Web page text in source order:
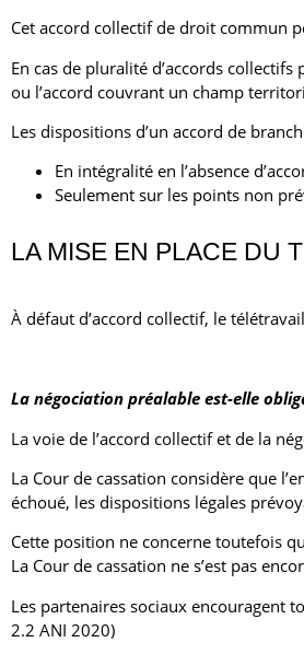
Cet accord collectif de droit commun
En cas de pluralité d’accords
ou l’accord couvrant un champ
Les dispositions d’un accord de
En intégralité en l’absence
Seulement sur les points non
LA MISE EN PLACE DU
À défaut d’accord collectif, le
La négociation préalable est-elle
La voie de l’accord collectif et de la
La Cour de cassation considère que
échoué, les dispositions légales
Cette position ne concerne toutefois
La Cour de cassation ne s’est pas
Les partenaires sociaux encouragent
2.2 ANI 2020)